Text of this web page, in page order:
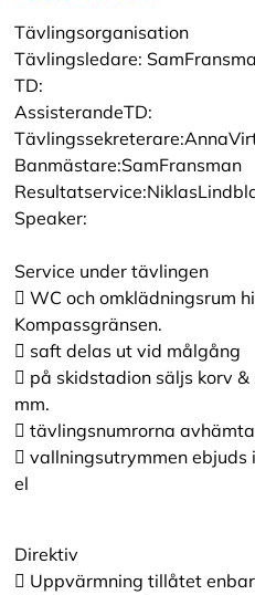
Tävlingsorganisation
Tävlingsledare:
TD:
AssisterandeTD:
Banmästare:SamFransman
Speaker:
Service under tävlingen
 WC och omklädningsrum
Kompassgränsen.
 saft delas ut vid målgång
 på skidstadion säljs korv
mm.
 tävlingsnumrorna
 vallningsutrymmen
el
Direktiv
 Uppvärmning tillåtet